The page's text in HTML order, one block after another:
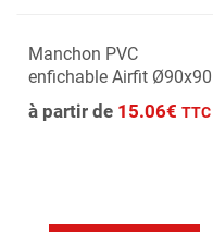
Manchon PVC
enfichable Airfit Ø90x90
à partir de 15.06€ TTC